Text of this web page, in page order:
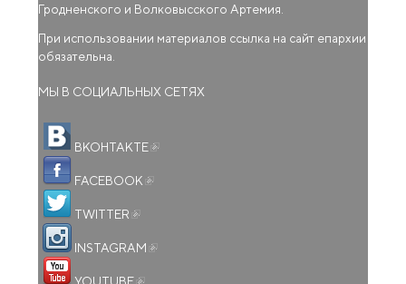
Гродненского и Волковысского Артемия.
При использовании материалов ссылка на сайт епархии
обязательна.
МЫ В СОЦИАЛЬНЫХ СЕТЯХ
ВКОНТАКТЕ
FACEBOOK
TWITTER
INSTAGRAM